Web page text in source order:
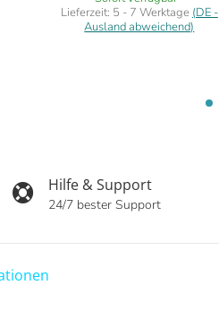
Lieferzeit: 5 - 7 Werktage (DE -
Ausland abweichend)
Hilfe & Support
24/7 bester Support